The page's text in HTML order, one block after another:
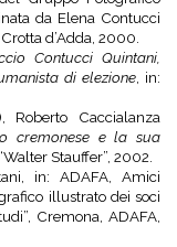
da Elena Contucci
d’Adda, 2000.
Contucci Quintani,
di elezione, in:
Roberto Caccialanza
cremonese e la sua
Stauffer”, 2002.
in: ADAFA, Amici
illustrato dei soci
Cremona, ADAFA,